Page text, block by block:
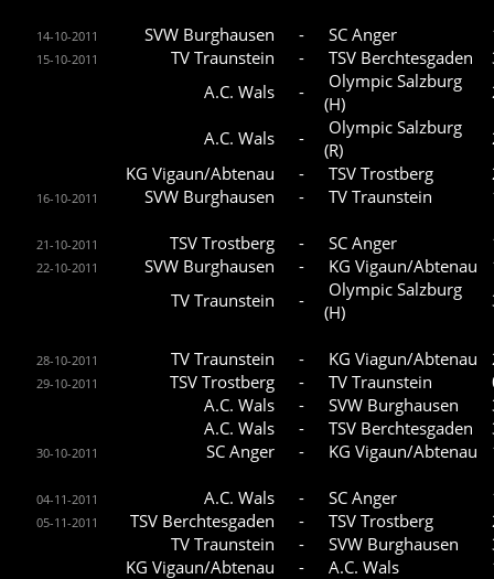
14-10-2011 SVW Burghausen - SC Anger
15-10-2011 TV Traunstein - TSV Berchtesgaden
A.C. Wals
-
Olympic Salzburg
(H)
A.C. Wals -
Olympic Salzburg
(R)
KG Vigaun/Abtenau
- TSV Trostberg
16-10-2011 SVW Burghausen - TV Traunstein
21-10-2011 TSV Trostberg - SC Anger
22-10-2011 SVW Burghausen - KG Vigaun/Abtenau
TV Traunstein
-
Olympic Salzburg
(H)
28-10-2011 TV Traunstein - KG Viagun/Abtenau
29-10-2011 TSV Trostberg - TV Traunstein
A.C. Wals
- SVW Burghausen
A.C. Wals
- TSV Berchtesgaden
30-10-2011 SC Anger - KG Vigaun/Abtenau
04-11-2011 A.C. Wals - SC Anger
05-11-2011 TSV Berchtesgaden - TSV Trostberg
TV Traunstein
- SVW Burghausen
KG Vigaun/Abtenau
- A.C. Wals